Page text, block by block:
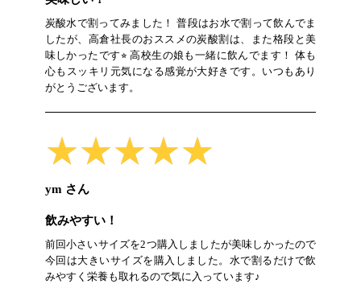
炭酸水で割ってみました！ 普段はお水で割って飲んでま
したが、高倉社長のおススメの炭酸割は、また格段と美
味しかったです⭐︎ 高校生の娘も一緒に飲んでます！ 体も
心もスッキリ元気になる感覚が大好きです。いつもあり
がとうございます。
★★★★★
★★★★★
ym さん
飲みやすい！
前回小さいサイズを2つ購入しましたが美味しかったので
今回は大きいサイズを購入しました。水で割るだけで飲
みやすく栄養も取れるので気に入っています♪